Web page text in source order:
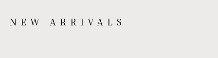
NEW ARRIVALS